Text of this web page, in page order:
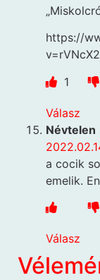
https://
1
Válasz
Névtelen
a cocik
emelik.
Válasz